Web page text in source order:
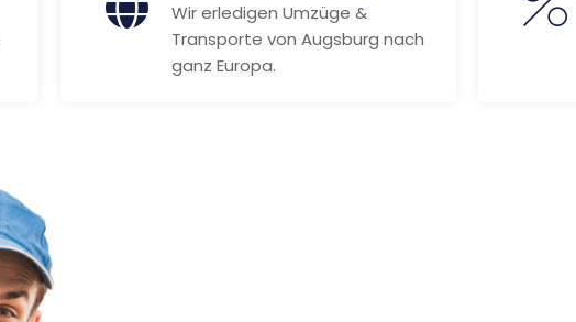
Wir erledigen Umzüge &
Transporte von Augsburg nach
ganz Europa.